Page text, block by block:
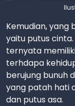
Kemudian, yang
yaitu putus
ternyata
terhdapa
berujung bunuh
yang patah hati
dan putus asa.